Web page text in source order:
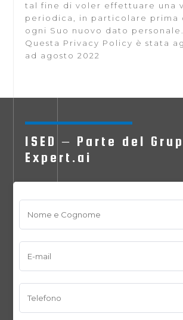
tal fine di voler effettuare una
periodica, in particolare prima
ogni Suo nuovo dato personale.
Questa Privacy Policy è stata
ad agosto 2022
ISED – Parte del
Expert.ai